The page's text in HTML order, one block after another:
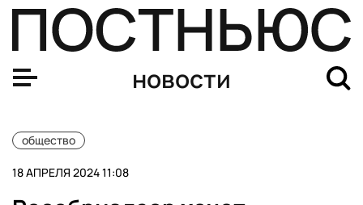
новости
общество
18 АПРЕЛЯ 2024 11:08
Феминистку и блогершу Залину Маршенкулову